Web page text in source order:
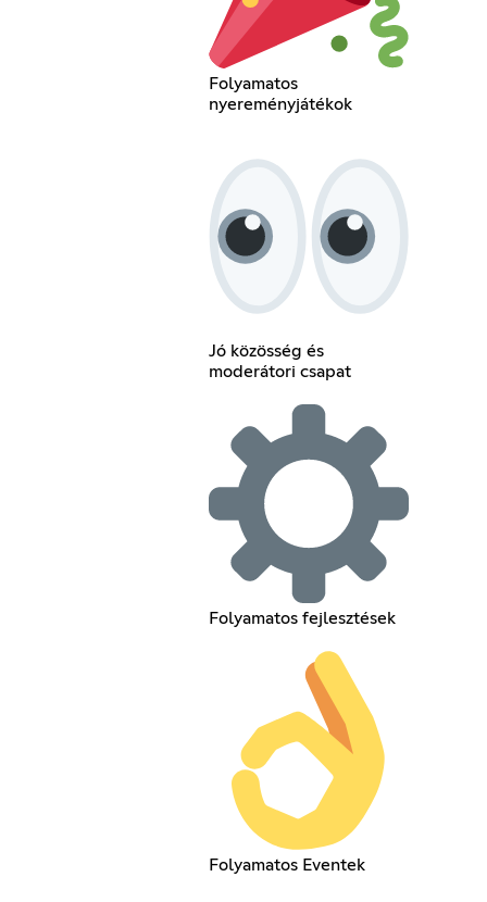
Folyamatos
nyereményjátékok
Jó közösség és
moderátori csapat
Folyamatos fejlesztések
Folyamatos Eventek